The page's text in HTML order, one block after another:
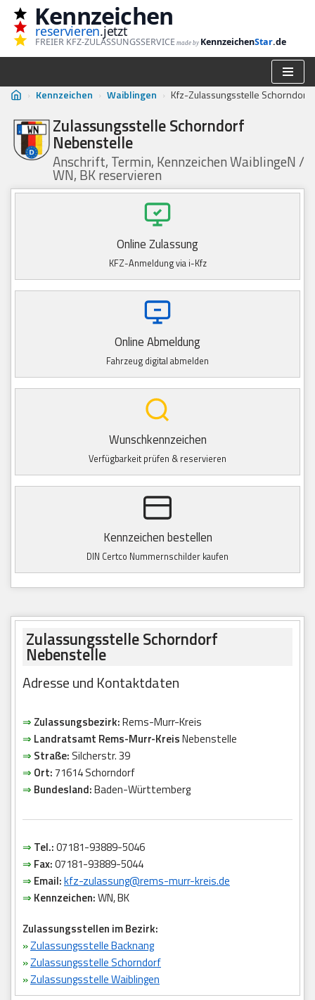
Zum
Inhalt
Kennzeichen
reservieren.jetzt
FREIER KFZ-ZULASSUNGSSERVICE made by KennzeichenStar.de
› Kennzeichen › Waiblingen › Kfz-Zulassungsstelle Schorndorf
Zulassungsstelle Schorndorf
Nebenstelle
Anschrift, Termin, Kennzeichen WaiblingeN /
WN, BK reservieren
Online Zulassung
KFZ-Anmeldung via i-Kfz
Online Abmeldung
Fahrzeug digital abmelden
Wunschkennzeichen
Verfügbarkeit prüfen & reservieren
Kennzeichen bestellen
DIN Certco Nummernschilder kaufen
Zulassungsstelle Schorndorf
Nebenstelle
Adresse und Kontaktdaten
⇒ Zulassungsbezirk:Rems-Murr-Kreis
⇒ Landratsamt Rems-Murr-KreisNebenstelle
⇒ Straße: Silcherstr. 39
⇒ Ort:71614 Schorndorf
⇒ Bundesland:Baden-Württemberg
⇒ Tel.:07181-93889-5046
⇒ Fax:07181-93889-5044
⇒ Email:kfz-zulassung@rems-murr-kreis.de
⇒ Kennzeichen:WN, BK
Zulassungsstellen im Bezirk:
»Zulassungsstelle Backnang
»Zulassungsstelle Schorndorf
»Zulassungsstelle Waiblingen